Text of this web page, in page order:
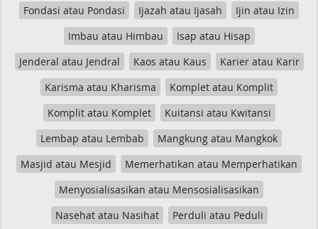
Fondasi atau Pondasi
Ijazah atau Ijasah
Ijin atau Izin
Imbau atau Himbau
Isap atau Hisap
Jenderal atau Jendral
Kaos atau Kaus
Karier atau Karir
Karisma atau Kharisma
Komplet atau Komplit
Komplit atau Komplet
Kuitansi atau Kwitansi
Lembap atau Lembab
Mangkung atau Mangkok
Masjid atau Mesjid
Memerhatikan atau Memperhatikan
Menyosialisasikan atau Mensosialisasikan
Nasehat atau Nasihat
Perduli atau Peduli